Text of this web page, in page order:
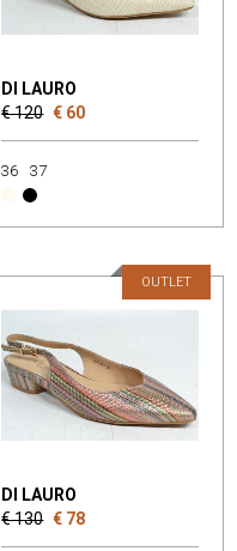
DI LAURO
€ 120 € 60
36 37
DI LAURO
€ 130 € 78
OUTLET